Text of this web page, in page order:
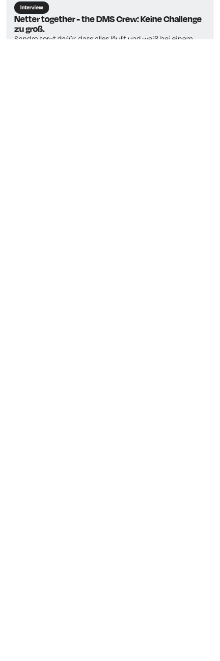
Interview
Netter together - the DMS Crew: Keine Challenge
zu groß.
Sandro sorgt dafür, dass alles läuft und weiß bei einem